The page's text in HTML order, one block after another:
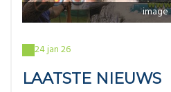
image
24 jan 26
LAATSTE NIEUWS